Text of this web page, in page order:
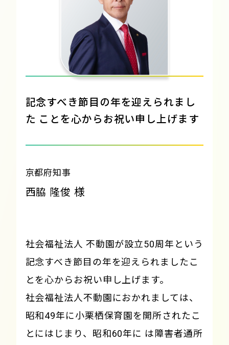
記念すべき節目の年を迎えられまし
た ことを心からお祝い申し上げます
京都府知事
西脇 隆俊 様
社会福祉法人 不動園が設立50周年という
記念すべき節目の年を迎えられましたこ
とを心からお祝い申し上げます。
社会福祉法人不動園におかれましては、
昭和49年に小栗栖保育園を開所されたこ
とにはじまり、昭和60年に は障害者通所